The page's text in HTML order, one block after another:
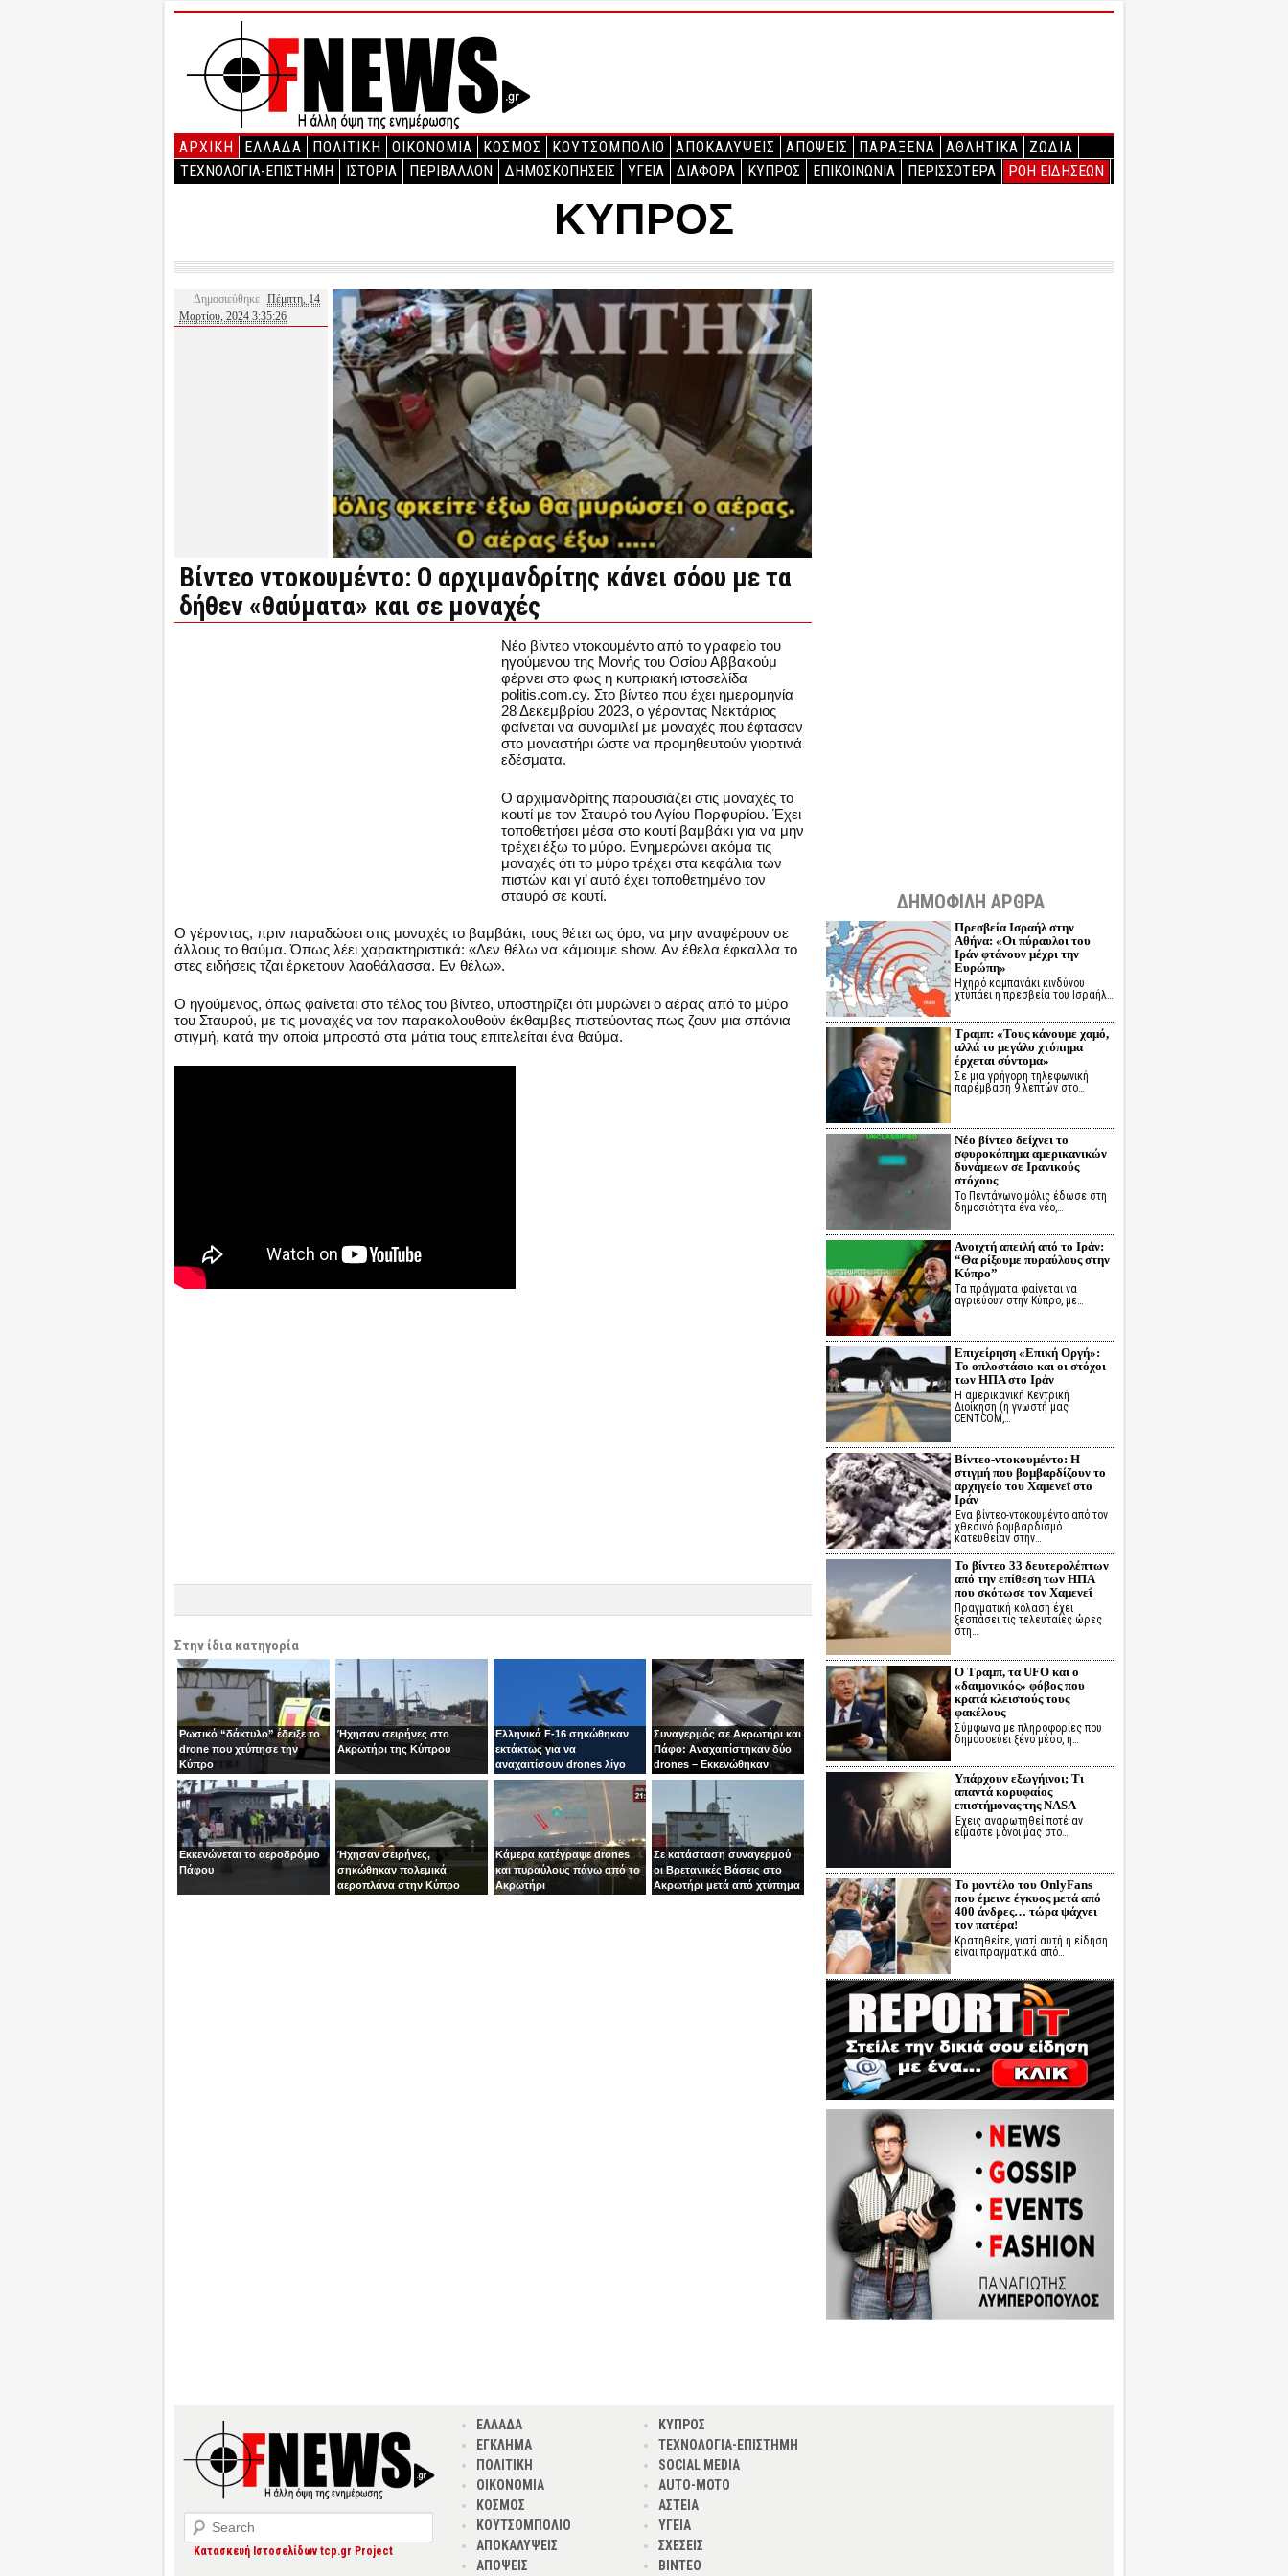
ΑΡΧΙΚΉ ΕΛΛΑΔΑ ΠΟΛΙΤΙΚΗ ΟΙΚΟΝΟΜΙΑ ΚΟΣΜΟΣ ΚΟΥΤΣΟΜΠΟΛΙΟ ΑΠΟΚΑΛΥΨΕΙΣ ΑΠΟΨΕΙΣ ΠΑΡΑΞΕΝΑ ΑΘΛΗΤΙΚΑ
ΖΩΔΙΑ
ΤΕΧΝΟΛΟΓΙΑ-ΕΠΙΣΤΗΜΗ
ΙΣΤΟΡΙΑ ΠΕΡΙΒΑΛΛΟΝ ΔΗΜΟΣΚΟΠΗΣΕΙΣ ΥΓΕΙΑ ΔΙΑΦΟΡΑ ΚΥΠΡΟΣ ΕΠΙΚΟΙΝΩΝΙΑ ΠΕΡΙΣΣΟΤΕΡΑ ΡΟΗ ΕΙΔΗΣΕΩΝ
ΚΥΠΡΟΣ
Δημοσιεύθηκε Πέμπτη, 14
Μαρτίου, 2024 3:35:26
Βίντεο ντοκουμέντο: Ο αρχιμανδρίτης κάνει σόου με τα
δήθεν «θαύματα» και σε μοναχές
Νέο βίντεο ντοκουμέντο από το γραφείο του
ηγούμενου της Μονής του Οσίου Αββακούμ
φέρνει στο φως η κυπριακή ιστοσελίδα
politis.com.cy. Στο βίντεο που έχει ημερομηνία
28 Δεκεμβρίου 2023, ο γέροντας Νεκτάριος
φαίνεται να συνομιλεί με μοναχές που έφτασαν
στο μοναστήρι ώστε να προμηθευτούν γιορτινά
εδέσματα.
Ο αρχιμανδρίτης παρουσιάζει στις μοναχές το
κουτί με τον Σταυρό του Αγίου Πορφυρίου. Έχει
τοποθετήσει μέσα στο κουτί βαμβάκι για να μην
τρέχει έξω το μύρο. Ενημερώνει ακόμα τις
μοναχές ότι το μύρο τρέχει στα κεφάλια των
πιστών και γι’ αυτό έχει τοποθετημένο τον
σταυρό σε κουτί.
Ο γέροντας, πριν παραδώσει στις μοναχές το βαμβάκι, τους θέτει ως όρο, να μην αναφέρουν σε
άλλους το θαύμα. Όπως λέει χαρακτηριστικά: «Δεν θέλω να κάμουμε show. Αν έθελα έφκαλλα το
στες ειδήσεις τζαι έρκετουν λαοθάλασσα. Εν θέλω».
Ο ηγούμενος, όπως φαίνεται στο τέλος του βίντεο, υποστηρίζει ότι μυρώνει ο αέρας από το μύρο
του Σταυρού, με τις μοναχές να τον παρακολουθούν έκθαμβες πιστεύοντας πως ζουν μια σπάνια
στιγμή, κατά την οποία μπροστά στα μάτια τους επιτελείται ένα θαύμα.
Στην ίδια κατηγορία
Ρωσικό “δάκτυλο” έδειξε το
drone που χτύπησε την
Κύπρο
Ήχησαν σειρήνες στο
Ακρωτήρι της Κύπρου
Ελληνικά F-16 σηκώθηκαν
εκτάκτως για να
αναχαιτίσουν drones λίγο
πριν μπουν στην Κύπρο
Συναγερμός σε Ακρωτήρι και
Πάφο: Αναχαιτίστηκαν δύο
drones – Εκκενώθηκαν
αεροδρόμιο και περιοχές
Εκκενώνεται το αεροδρόμιο
Πάφου
Ήχησαν σειρήνες,
σηκώθηκαν πολεμικά
αεροπλάνα στην Κύπρο
Κάμερα κατέγραψε drones
και πυραύλους πάνω από το
Ακρωτήρι
Σε κατάσταση συναγερμού
οι Βρετανικές Βάσεις στο
Ακρωτήρι μετά από χτύπημα
ΔΗΜΟΦΙΛΗ ΑΡΘΡΑ
Πρεσβεία Ισραήλ στην
Αθήνα: «Οι πύραυλοι του
Ιράν φτάνουν μέχρι την
Ευρώπη»
Ηχηρό καμπανάκι κινδύνου
χτυπάει η πρεσβεία του Ισραήλ…
Τραμπ: «Τους κάνουμε χαμό,
αλλά το μεγάλο χτύπημα
έρχεται σύντομα»
Σε μια γρήγορη τηλεφωνική
παρέμβαση 9 λεπτών στο…
Νέο βίντεο δείχνει το
σφυροκόπημα αμερικανικών
δυνάμεων σε Ιρανικούς
στόχους
Το Πεντάγωνο μόλις έδωσε στη
δημοσιότητα ένα νέο,…
Ανοιχτή απειλή από το Ιράν:
“Θα ρίξουμε πυραύλους στην
Κύπρο”
Τα πράγματα φαίνεται να
αγριεύουν στην Κύπρο, με…
Επιχείρηση «Επική Οργή»:
Το οπλοστάσιο και οι στόχοι
των ΗΠΑ στο Ιράν
Η αμερικανική Κεντρική
Διοίκηση (η γνωστή μας
CENTCOM,…
Βίντεο-ντοκουμέντο: Η
στιγμή που βομβαρδίζουν το
αρχηγείο του Χαμενεΐ στο
Ιράν
Ένα βίντεο-ντοκουμέντο από τον
χθεσινό βομβαρδισμό
κατευθείαν στην…
Το βίντεο 33 δευτερολέπτων
από την επίθεση των ΗΠΑ
που σκότωσε τον Χαμενεΐ
Πραγματική κόλαση έχει
ξεσπάσει τις τελευταίες ώρες
στη…
Ο Τραμπ, τα UFO και ο
«δαιμονικός» φόβος που
κρατά κλειστούς τους
φακέλους
Σύμφωνα με πληροφορίες που
δημοσοεύει ξένο μέσο, η…
Υπάρχουν εξωγήινοι; Τι
απαντά κορυφαίος
επιστήμονας της NASA
Έχεις αναρωτηθεί ποτέ αν
είμαστε μόνοι μας στο…
Το μοντέλο του OnlyFans
που έμεινε έγκυος μετά από
400 άνδρες… τώρα ψάχνει
τον πατέρα!
Κρατηθείτε, γιατί αυτή η είδηση
είναι πραγματικά από…
Search
Κατασκευή Ιστοσελίδων tcp.gr Project
ΕΛΛΑΔΑ
ΕΓΚΛΗΜΑ
ΠΟΛΙΤΙΚΗ
ΟΙΚΟΝΟΜΙΑ
ΚΟΣΜΟΣ
ΚΟΥΤΣΟΜΠΟΛΙΟ
ΑΠΟΚΑΛΥΨΕΙΣ
ΑΠΟΨΕΙΣ
ΚΥΠΡΟΣ
ΤΕΧΝΟΛΟΓΙΑ-ΕΠΙΣΤΗΜΗ
SOCIAL MEDIA
AUTO-MOTO
ΑΣΤΕΙΑ
ΥΓΕΙΑ
ΣΧΕΣΕΙΣ
ΒΙΝΤΕΟ